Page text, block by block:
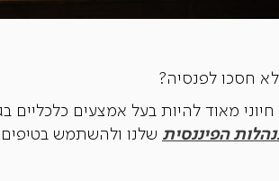
חסכו לפנסיה?
חיוני מאוד להיות בעל אמצעים כלכליים
הפיננסית שלנו ולהשתמש